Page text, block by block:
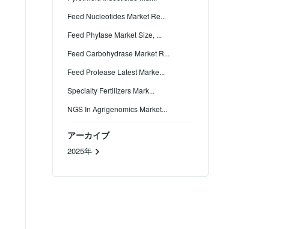
Feed Nucleotides Market Re...
Feed Phytase Market Size, ...
Feed Carbohydrase Market R...
Feed Protease Latest Marke...
Specialty Fertilizers Mark...
NGS In Agrigenomics Market...
アーカイブ
2025年